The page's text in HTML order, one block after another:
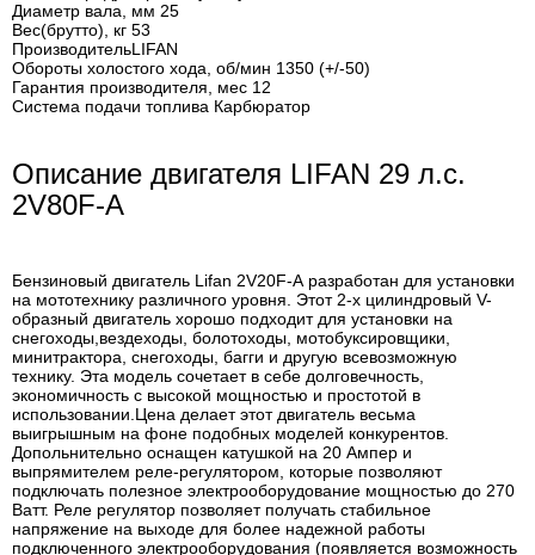
Диаметр вала, мм 25
Вес(брутто), кг 53
ПроизводительLIFAN
Обороты холостого хода, об/мин 1350 (+/-50)
Гарантия производителя, мес 12
Система подачи топлива Карбюратор
Описание двигателя LIFAN 29 л.с.
2V80F-А
Бензиновый двигатель Lifan 2V20F-А разработан для установки
на мототехнику различного уровня. Этот 2-х цилиндровый V-
образный двигатель хорошо подходит для установки на
снегоходы,вездеходы, болотоходы, мотобуксировщики,
минитрактора, снегоходы, багги и другую всевозможную
технику. Эта модель сочетает в себе долговечность,
экономичность с высокой мощностью и простотой в
использовании.Цена делает этот двигатель весьма
выигрышным на фоне подобных моделей конкурентов.
Допольнительно оснащен катушкой на 20 Ампер и
выпрямителем реле-регулятором, которые позволяют
подключать полезное электрооборудование мощностью до 270
Ватт. Реле регулятор позволяет получать стабильное
напряжение на выходе для более надежной работы
подключенного электрооборудования (появляется возможность